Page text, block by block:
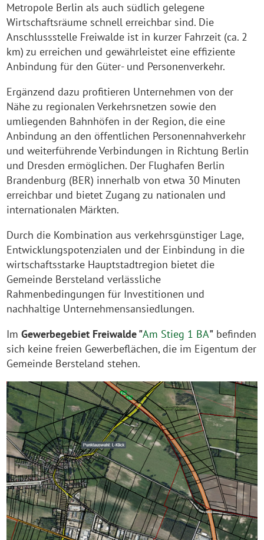
Metropole Berlin als auch südlich gelegene
Wirtschaftsräume schnell erreichbar sind. Die
Anschlussstelle Freiwalde ist in kurzer Fahrzeit (ca. 2
km) zu erreichen und gewährleistet eine effiziente
Anbindung für den Güter- und Personenverkehr.
Ergänzend dazu profitieren Unternehmen von der
Nähe zu regionalen Verkehrsnetzen sowie den
umliegenden Bahnhöfen in der Region, die eine
Anbindung an den öffentlichen Personennahverkehr
und weiterführende Verbindungen in Richtung Berlin
und Dresden ermöglichen. Der Flughafen Berlin
Brandenburg (BER) innerhalb von etwa 30 Minuten
erreichbar und bietet Zugang zu nationalen und
internationalen Märkten.
Durch die Kombination aus verkehrsgünstiger Lage,
Entwicklungspotenzialen und der Einbindung in die
wirtschaftsstarke Hauptstadtregion bietet die
Gemeinde Bersteland verlässliche
Rahmenbedingungen für Investitionen und
nachhaltige Unternehmensansiedlungen.
ImGewerbegebiet Freiwalde "Am Stieg 1 BA" befinden
sich keine freien Gewerbeflächen, die im Eigentum der
Gemeinde Bersteland stehen.